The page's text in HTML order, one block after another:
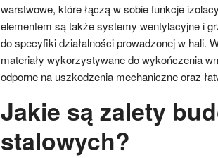
warstwowe, które łączą w sobie funkcje
elementem są także systemy wentylacyjne i
do specyfiki działalności prowadzonej w hali.
materiały wykorzystywane do wykończenia
odporne na uszkodzenia mechaniczne oraz
Jakie są zalety
stalowych?